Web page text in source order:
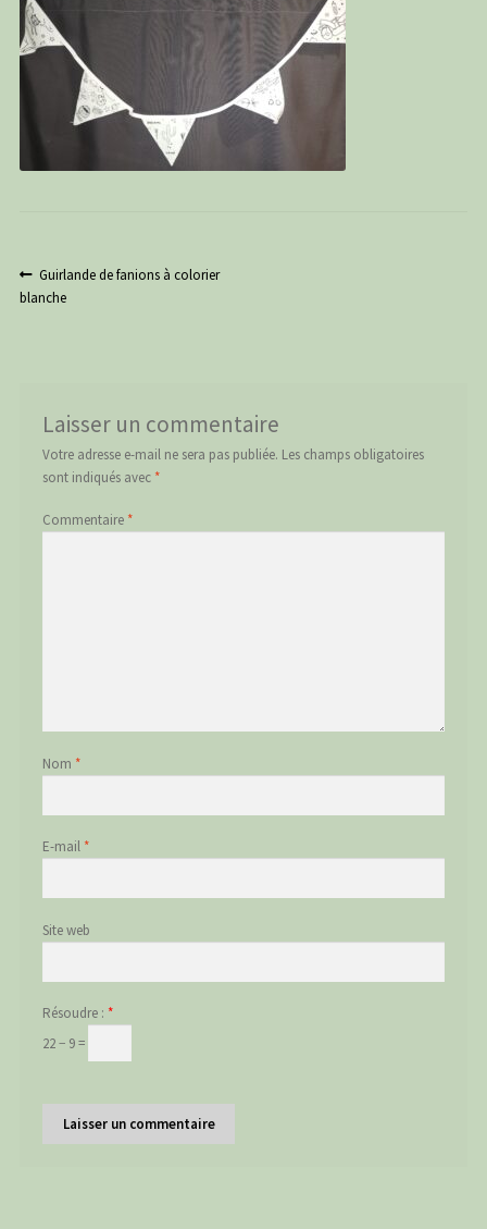
PANIER
CONTACT
Navigation
de
Article
précédent :
Guirlande de fanions à colorier
blanche
Laisser un commentaire
Votre adresse e-mail ne sera pas publiée. Les champs obligatoires
sont indiqués avec *
Commentaire *
Nom *
E-mail *
Site web
Résoudre : *
22 − 9 =